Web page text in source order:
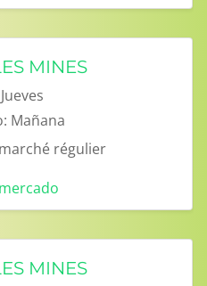
MINES
Jueves
Mañana
marché régulier
MINES